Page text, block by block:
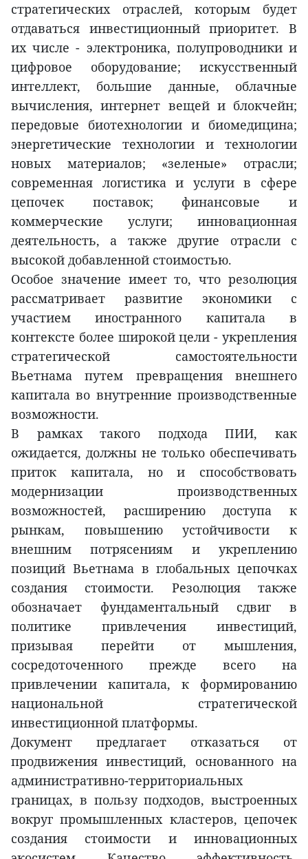
стратегических отраслей, которым будет
отдаваться инвестиционный приоритет. В
их числе - электроника, полупроводники и
цифровое оборудование; искусственный
интеллект, большие данные, облачные
вычисления, интернет вещей и блокчейн;
передовые биотехнологии и биомедицина;
энергетические технологии и технологии
новых материалов; «зеленые» отрасли;
современная логистика и услуги в сфере
цепочек поставок; финансовые и
коммерческие услуги; инновационная
деятельность, а также другие отрасли с
высокой добавленной стоимостью.
Особое значение имеет то, что резолюция
рассматривает развитие экономики с
участием иностранного капитала в
контексте более широкой цели - укрепления
стратегической самостоятельности
Вьетнама путем превращения внешнего
капитала во внутренние производственные
возможности.
В рамках такого подхода ПИИ, как
ожидается, должны не только обеспечивать
приток капитала, но и способствовать
модернизации производственных
возможностей, расширению доступа к
рынкам, повышению устойчивости к
внешним потрясениям и укреплению
позиций Вьетнама в глобальных цепочках
создания стоимости. Резолюция также
обозначает фундаментальный сдвиг в
политике привлечения инвестиций,
призывая перейти от мышления,
сосредоточенного прежде всего на
привлечении капитала, к формированию
национальной стратегической
инвестиционной платформы.
Документ предлагает отказаться от
продвижения инвестиций, основанного на
административно-территориальных
границах, в пользу подходов, выстроенных
вокруг промышленных кластеров, цепочек
создания стоимости и инновационных